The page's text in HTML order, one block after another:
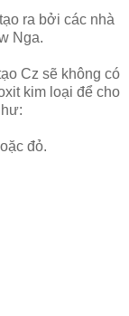
ra bởi các nhà
Nga.
Cz sẽ không có
kim loại để cho
đỏ.